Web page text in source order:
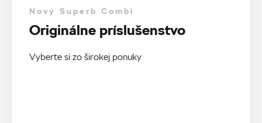
Nový Superb Combi
Originálne príslušenstvo
Vyberte si zo širokej ponuky